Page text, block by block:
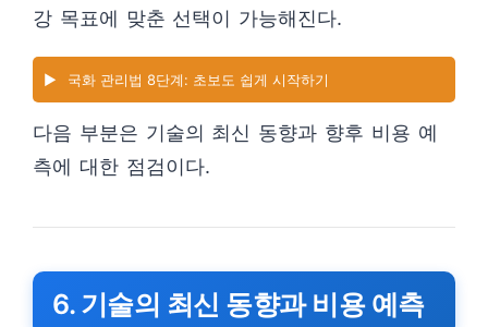
강 목표에 맞춘 선택이 가능해진다.
▶️ 국화 관리법 8단계: 초보도 쉽게 시작하기
다음 부분은 기술의 최신 동향과 향후 비용 예
측에 대한 점검이다.
6. 기술의 최신 동향과 비용 예측